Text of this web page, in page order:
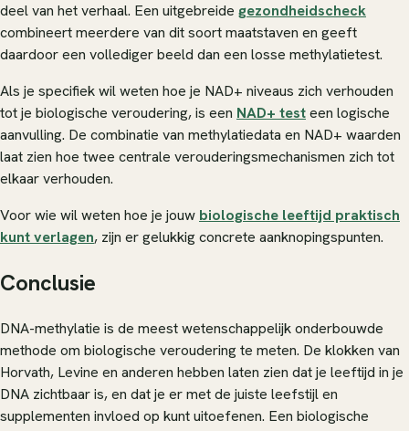
deel van het verhaal. Een uitgebreide gezondheidscheck
combineert meerdere van dit soort maatstaven en geeft
daardoor een vollediger beeld dan een losse methylatietest.
Als je specifiek wil weten hoe je NAD+ niveaus zich verhouden
tot je biologische veroudering, is een NAD+ testeen logische
aanvulling. De combinatie van methylatiedata en NAD+ waarden
laat zien hoe twee centrale verouderingsmechanismen zich tot
elkaar verhouden.
Voor wie wil weten hoe je jouw biologische leeftijd praktisch
kunt verlagen, zijn er gelukkig concrete aanknopingspunten.
Conclusie
DNA-methylatie is de meest wetenschappelijk onderbouwde
methode om biologische veroudering te meten. De klokken van
Horvath, Levine en anderen hebben laten zien dat je leeftijd in je
DNA zichtbaar is, en dat je er met de juiste leefstijl en
supplementen invloed op kunt uitoefenen. Een biologische